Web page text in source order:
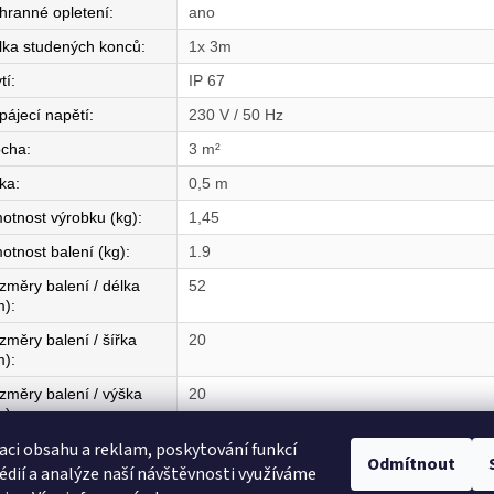
obsahu a reklam, poskytování funkcí
a analýze naší návštěvnosti využíváme
Odmítnout
opletení:
ano
studených konců:
1x 3m
:
IP 67
napětí:
230 V / 50 Hz
:
3 m²
:
0,5 m
výrobku (kg):
1,45
balení (kg):
1.9
balení / délka
:
52
balení / šířka
:
20
balení / výška
:
20
původu: CZ